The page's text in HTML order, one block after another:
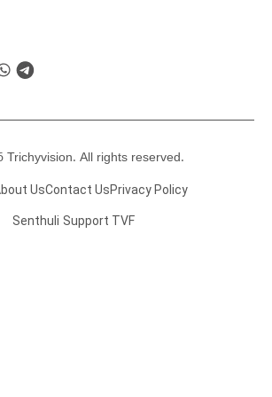
Trichyvision. All rights reserved.
UsContact UsPrivacy Policy
Senthuli Support TVF